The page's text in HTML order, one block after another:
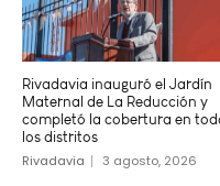
Rivadavia inauguró el Jardín
Maternal de La Reducción y
completó la cobertura en
los distritos
Rivadavia 3 agosto, 2026